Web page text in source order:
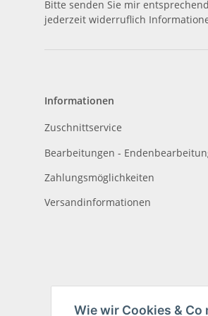
Bitte senden Sie mir
jederzeit widerruflich
Informationen
Zuschnittservice
Bearbeitungen -
Zahlungsmöglichkeiten
Versandinformationen
Wie wir Cookies & Co